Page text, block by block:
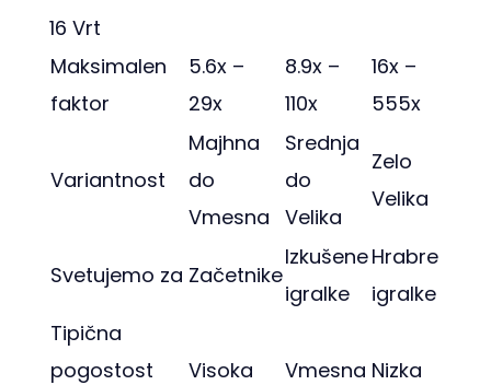
16 Vrt
Maksimalen
faktor
5.6x –
29x
8.9x –
110x
16x –
555x
Variantnost
Majhna
do
Vmesna
Srednja
do
Velika
Zelo
Velika
Svetujemo za Začetnike
Izkušene
igralke
Hrabre
igralke
Tipična
pogostost
Visoka Vmesna Nizka